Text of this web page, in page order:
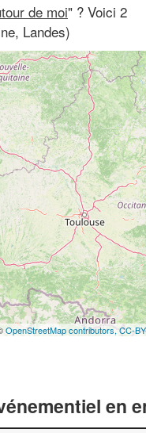
de moi" ? Voici 2
Landes)
OpenStreetMap contributors, CC-
en